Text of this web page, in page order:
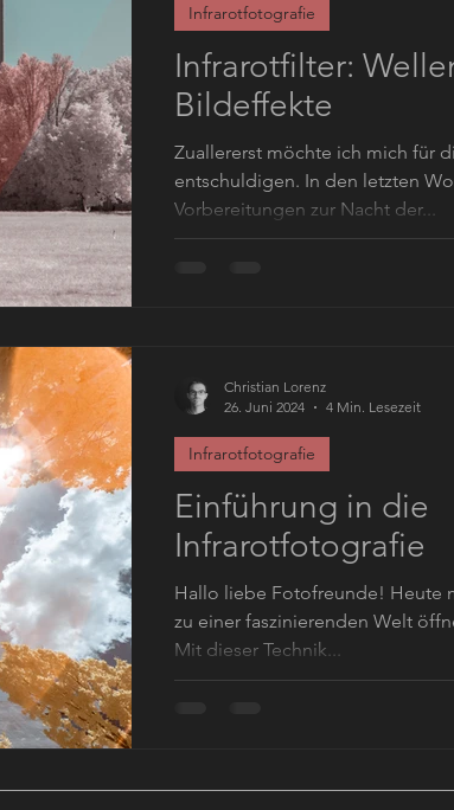
Infrarotfilter:
Bildeffekte
Zuallererst möchte ich mich für
entschuldigen. In den letzten
Vorbereitungen zur Nacht der...
Infrarotfotografie
Einführung in die
Infrarotfotografie
Hallo liebe Fotofreunde! Heute
zu einer faszinierenden Welt
Mit dieser Technik...
Infrarotfotografie
Christian Lorenz
26. Juni 2024
4 Min. Lesezeit